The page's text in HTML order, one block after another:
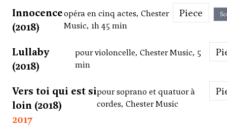
Innocence
(2018)
opéra en cinq actes, Chester
Music, 1h 45 min
Piece
Lullaby
(2018)
pour violoncelle, Chester Music, 5
min
Vers toi qui est si
loin (2018)
pour soprano et quatuor à
cordes, Chester Music
2017